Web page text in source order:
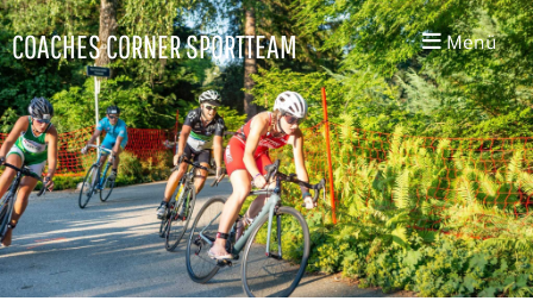
COACHES CORNER SPORTTEAM Menü